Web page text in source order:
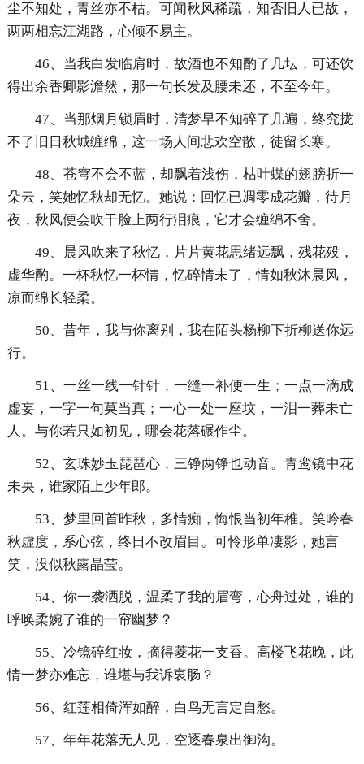
尘不知处，青丝亦不枯。可闻秋风稀疏，知否旧人已故，
两两相忘江湖路，心倾不易主。
46、当我白发临肩时，故酒也不知酌了几坛，可还饮
得出余香卿影澹然，那一句长发及腰未还，不至今年。
47、当那烟月锁眉时，清梦早不知碎了几遍，终究拢
不了旧日秋城缠绵，这一场人间悲欢空散，徒留长寒。
48、苍穹不会不蓝，却飘着浅伤，枯叶蝶的翅膀折一
朵云，笑她忆秋却无忆。她说：回忆已凋零成花瓣，待月
夜，秋风便会吹干脸上两行泪痕，它才会缠绵不舍。
49、晨风吹来了秋忆，片片黄花思绪远飘，残花殁，
虚华酌。一杯秋忆一杯情，忆碎情未了，情如秋沐晨风，
凉而绵长轻柔。
50、昔年，我与你离别，我在陌头杨柳下折柳送你远
行。
51、一丝一线一针针，一缝一补便一生；一点一滴成
虚妄，一字一句莫当真；一心一处一座坟，一泪一葬未亡
人。与你若只如初见，哪会花落碾作尘。
52、玄珠妙玉琵琶心，三铮两铮也动音。青鸾镜中花
未央，谁家陌上少年郎。
53、梦里回首昨秋，多情痴，悔恨当初年稚。笑吟春
秋虚度，系心弦，终日不改眉目。可怜形单凄影，她言
笑，没似秋露晶莹。
54、你一袭洒脱，温柔了我的眉弯，心舟过处，谁的
呼唤柔婉了谁的一帘幽梦？
55、冷镜碎红妆，摘得菱花一支香。高楼飞花晚，此
情一梦亦难忘，谁堪与我诉衷肠？
56、红莲相倚浑如醉，白鸟无言定自愁。
57、年年花落无人见，空逐春泉出御沟。